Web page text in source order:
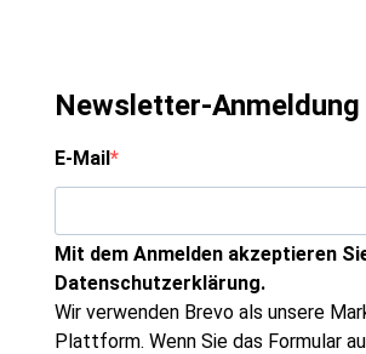
Newsletter-Anmeldung
E-Mail
Mit dem Anmelden akzeptieren
Datenschutzerklärung.
Wir verwenden Brevo als unsere
Plattform. Wenn Sie das Formular